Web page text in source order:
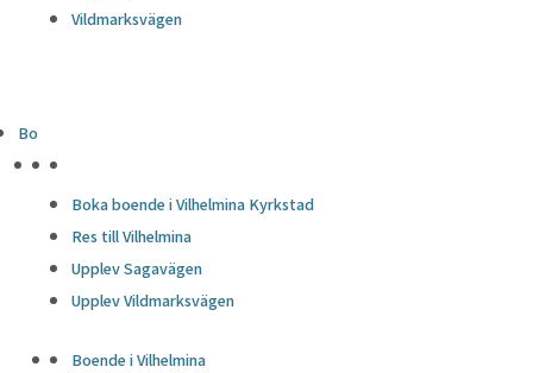
Vildmarksvägen
Bo
Boka boende i Vilhelmina Kyrkstad
Res till Vilhelmina
Upplev Sagavägen
Upplev Vildmarksvägen
Boende i Vilhelmina